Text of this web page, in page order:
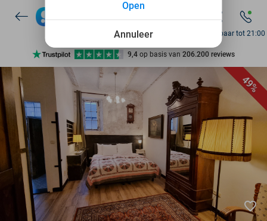
7 dagen per week beschikbaar
10+ miljoen leden
9,4 op basis van 206.200 reviews
Ontdek 15.000+ deals
7 dagen per week beschikbaar
10+ miljoen leden
Bereikbaar tot 21:00
49%
favorite_border
Annuleer
Open